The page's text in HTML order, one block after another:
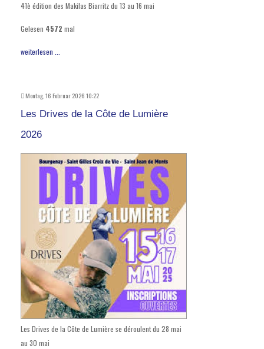
41è édition des Makilas Biarritz du 13 au 16 mai
Gelesen 4572 mal
weiterlesen ...
Montag, 16 Februar 2026 10:22
Les Drives de la Côte de Lumière
2026
Les Drives de la Côte de Lumière se déroulent du 28 mai
au 30 mai